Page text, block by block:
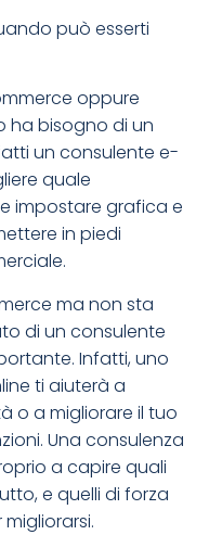
può esserti
oppure
ha bisogno di un
un consulente e-
quale
impostare grafica e
in piedi
ma non sta
di un consulente
Infatti, uno
ti aiuterà a
o a migliorare il tuo
Una consulenza
a capire quali
e quelli di forza